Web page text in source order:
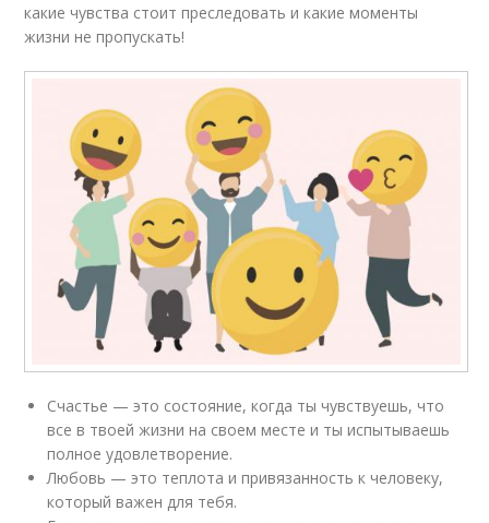
какие чувства стоит преследовать и какие моменты
жизни не пропускать!
Счастье — это состояние, когда ты чувствуешь, что
все в твоей жизни на своем месте и ты испытываешь
полное удовлетворение.
Любовь — это теплота и привязанность к человеку,
который важен для тебя.